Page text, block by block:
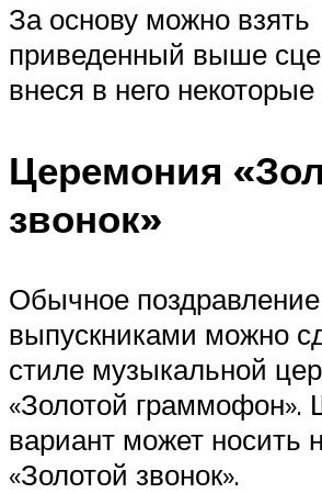
За основу можно взять
приведенный выше
внеся в него
Церемония
звонок»
Обычное
выпускниками можно
стиле музыкальной
«Золотой граммофон».
вариант может носить
«Золотой звонок».